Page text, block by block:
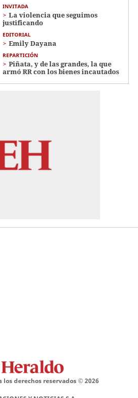
INVITADA
La violencia que seguimos
justificando
EDITORIAL
Emily Dayana
REPARTICIÓN
Piñata, y de las grandes, la que
armó RR con los bienes incautados
los derechos reservados ©2026